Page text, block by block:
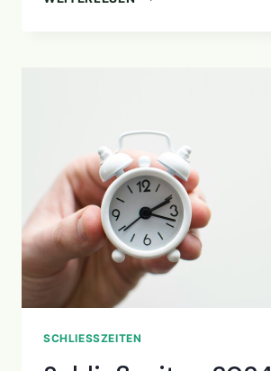
SCHLIESSZEITEN